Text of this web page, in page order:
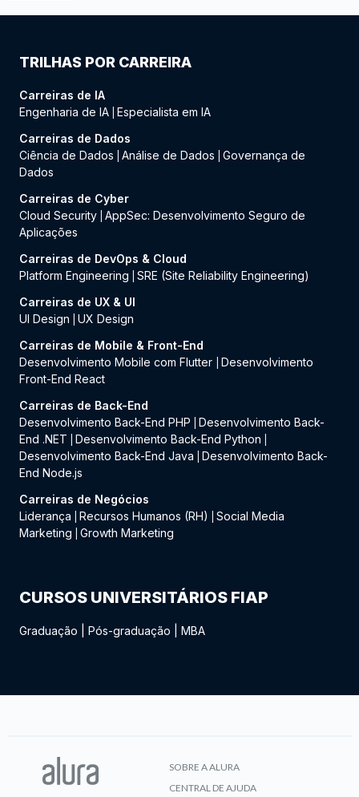
TRILHAS POR CARREIRA
Carreiras de IA
Engenharia de IA Especialista em IA
Carreiras de Dados
Ciência de Dados
Análise de Dados
Governança de
Dados
Carreiras de Cyber
Cloud Security AppSec: Desenvolvimento Seguro de
Aplicações
Carreiras de DevOps & Cloud
Platform Engineering
SRE (Site Reliability Engineering)
Carreiras de UX & UI
UI Design
UX Design
Carreiras de Mobile & Front-End
Desenvolvimento Mobile com Flutter
Desenvolvimento
Front-End React
Carreiras de Back-End
Desenvolvimento Back-End PHP
Desenvolvimento Back-
End .NET
Desenvolvimento Back-End Python
Desenvolvimento Back-End Java
Desenvolvimento Back-
End Node.js
Carreiras de Negócios
Liderança
Recursos Humanos (RH)
Social Media
Marketing
Growth Marketing
CURSOS UNIVERSITÁRIOS FIAP
Graduação Pós-graduação MBA
SOBRE A ALURA
CENTRAL DE AJUDA